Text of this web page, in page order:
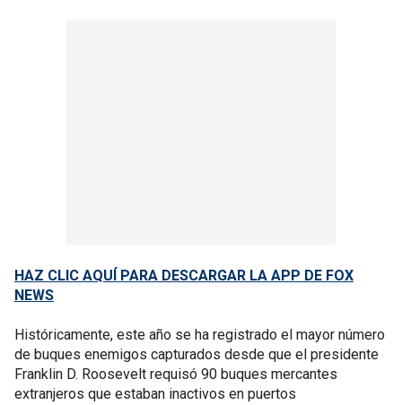
HAZ CLIC AQUÍ PARA DESCARGAR LA APP DE FOX
NEWS
Históricamente, este año se ha registrado el mayor número
de buques enemigos capturados desde que el presidente
Franklin D. Roosevelt requisó 90 buques mercantes
extranjeros que estaban inactivos en puertos